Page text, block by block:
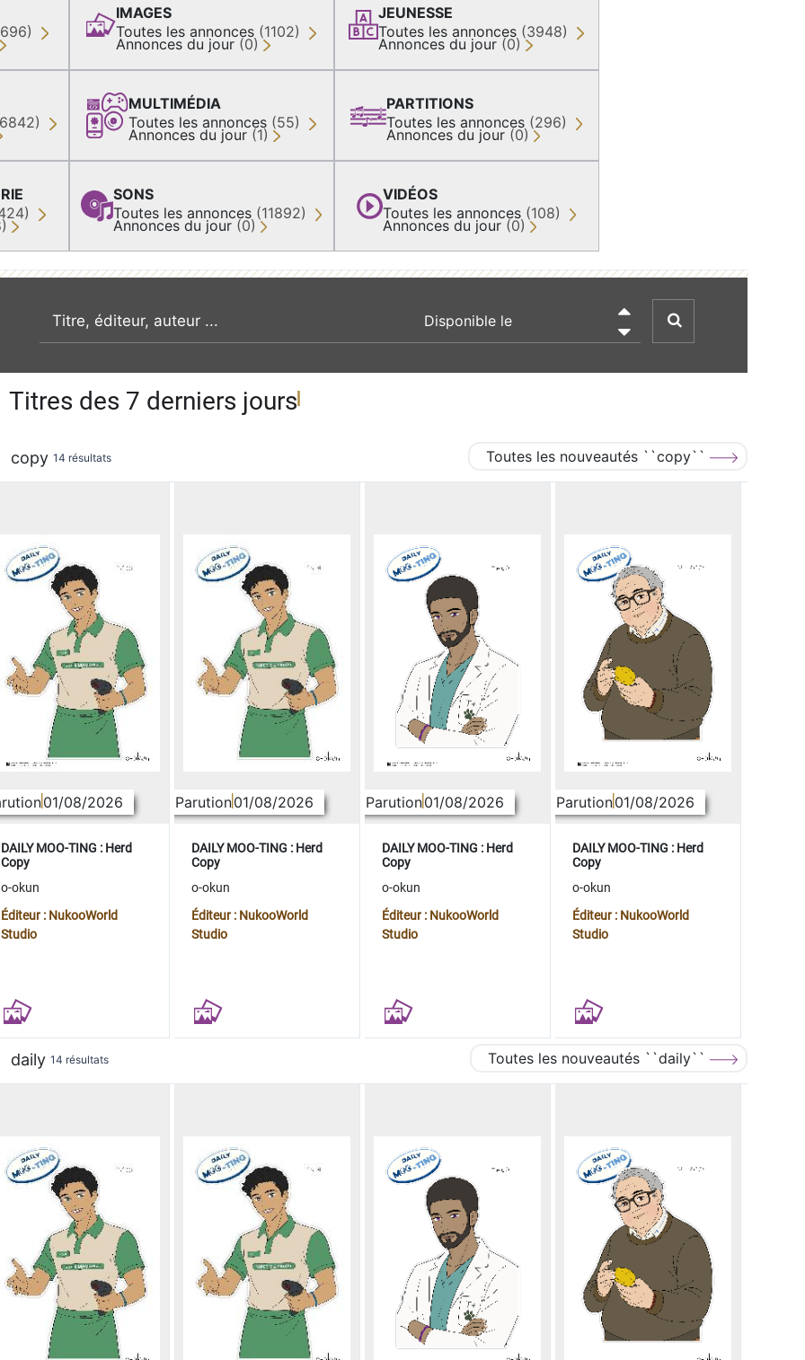
IMAGES
Toutes les annonces (1102)
Annonces du jour (0)
MULTIMÉDIA
Toutes les annonces (55)
Annonces du jour (1)
SONS
Toutes les annonces (11892)
Annonces du jour (0)
JEUNESSE
Toutes les annonces (3948)
Annonces du jour (0)
PARTITIONS
Toutes les annonces (296)
Annonces du jour (0)
VIDÉOS
Toutes les annonces (108)
Annonces du jour (0)
recherche par mot clé

Titres des 7 derniers jours
copy 14 résultats Toutes les nouveautés ``copy``
01/08/2026
DAILY MOO-TING : Herd
Copy
o-okun
Éditeur : NukooWorld
Studio
Parution01/08/2026
DAILY MOO-TING : Herd
Copy
o-okun
Éditeur : NukooWorld
Studio
Parution01/08/2026
DAILY MOO-TING : Herd
Copy
o-okun
Éditeur : NukooWorld
Studio
Parution01/08/2026
DAILY MOO-TING : Herd
Copy
o-okun
Éditeur : NukooWorld
Studio
daily 14 résultats Toutes les nouveautés ``daily``